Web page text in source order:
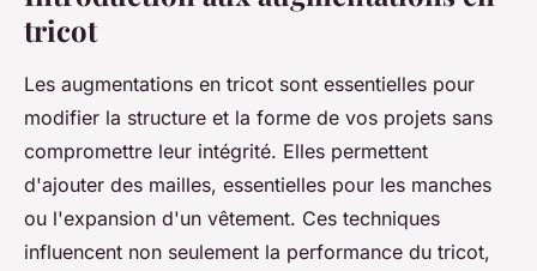
tricot
Les augmentations en tricot sont essentielles pour
modifier la structure et la forme de vos projets sans
compromettre leur intégrité. Elles permettent
d'ajouter des mailles, essentielles pour les manches
ou l'expansion d'un vêtement. Ces techniques
influencent non seulement la performance du tricot,